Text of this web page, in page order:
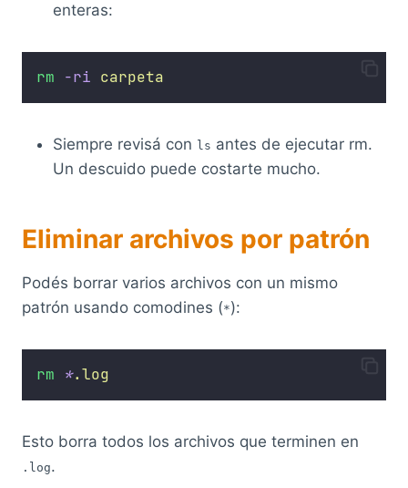
enteras:
rm -ri carpeta
Siempre revisá con ls antes de ejecutar rm.
Un descuido puede costarte mucho.
Eliminar archivos por patrón
Podés borrar varios archivos con un mismo
patrón usando comodines (*):
rm *.log
Esto borra todos los archivos que terminen en
.log.